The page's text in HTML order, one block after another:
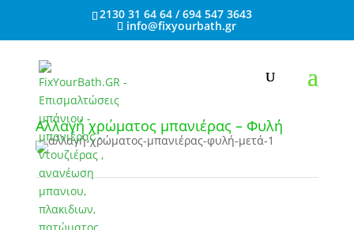
2130 31 64 64 / 694 547 3643
info@fixyourbath.gr
Αλλαγή χρώματος μπανιέρας – Φυλή